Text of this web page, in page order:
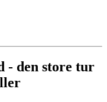
- den store tur